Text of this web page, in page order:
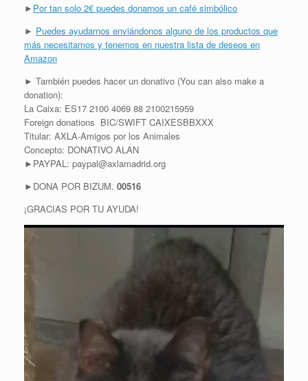
► Por tan solo 2€ puedes donarnos un café simbólico
► Puedes ayudarnos enviándonos alguno de los productos que
más necesitamos y tenemos en nuestra lista de deseos en
Amazon
► También puedes hacer un donativo (You can also make a
donation):
La Caixa: ES17 2100 4069 88 2100215959
Foreign donations BIC/SWIFT CAIXESBBXXX
Titular: AXLA-Amigos por los Animales
Concepto: DONATIVO ALAN
►PAYPAL: paypal@axlamadrid.org
►DONA POR BIZUM. 00516
¡GRACIAS POR TU AYUDA!
R
r
u
t
o
r